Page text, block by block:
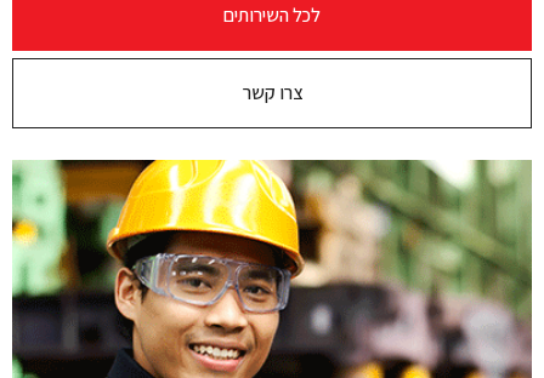
לכל השירותים
צרו קשר